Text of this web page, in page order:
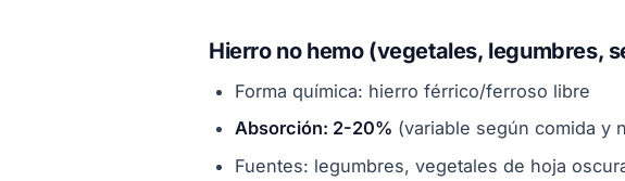
Hierro no hemo (vegetales, legumbres,
Forma química: hierro férrico/ferroso libre
Absorción: 2-20% (variable según comida y
Fuentes: legumbres, vegetales de hoja